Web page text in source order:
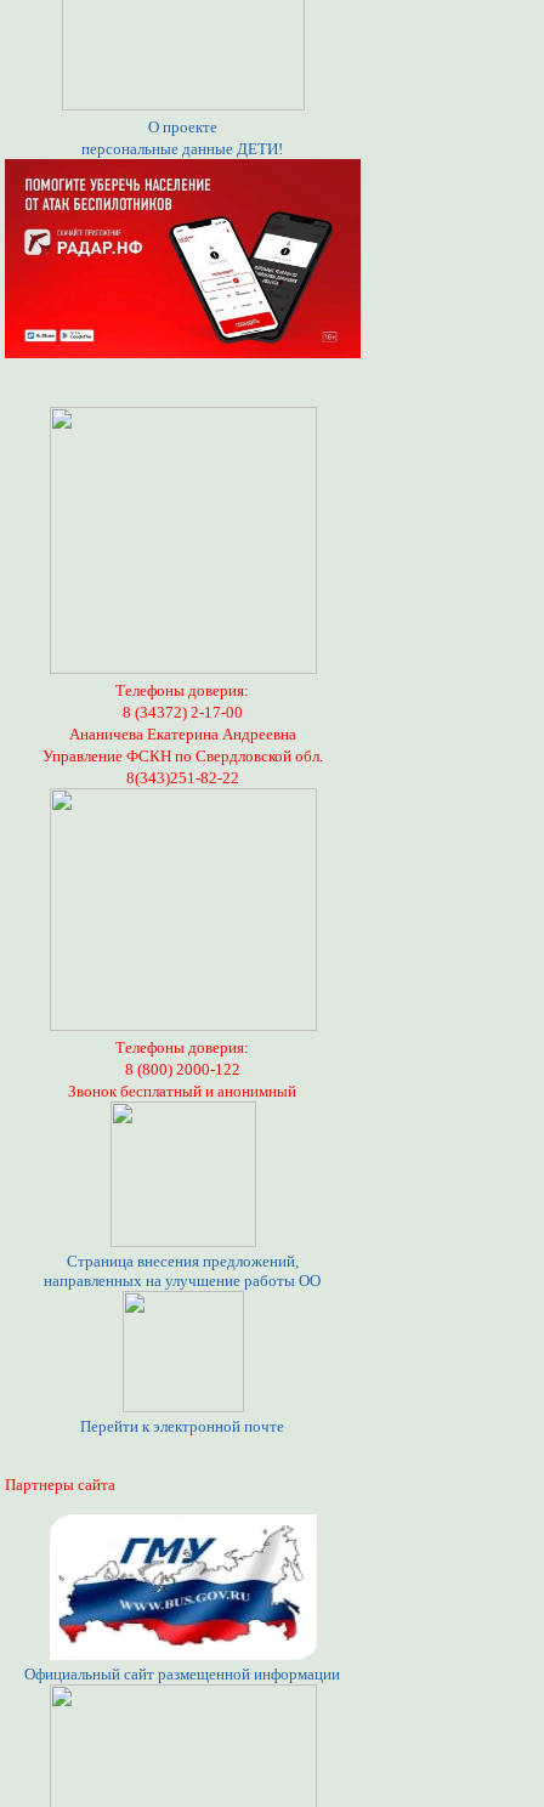
О проекте
персональные данные ДЕТИ!
Телефоны доверия:
8 (34372) 2-17-00
Ананичева Екатерина Андреевна
Управление ФСКН по Свердловской обл.
8(343)251-82-22
Телефоны доверия:
8 (800) 2000-122
Звонок бесплатный и анонимный
Страница внесения предложений,
направленных на улучшение работы ОО
Перейти к электронной почте
Партнеры сайта
Официальный сайт размещенной информации